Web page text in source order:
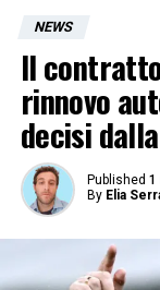
NEWS
Il
rinnovo
decisi
Published 1
By Elia